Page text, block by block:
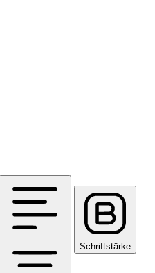
Schriftstärke